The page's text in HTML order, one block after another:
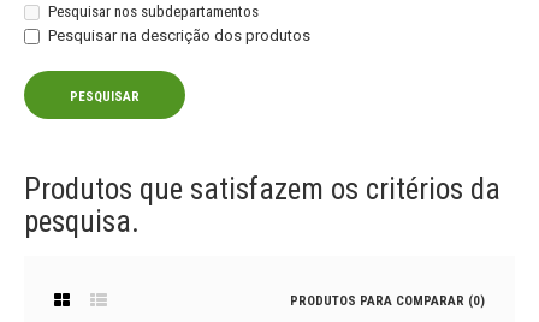
Pesquisar nos subdepartamentos
Pesquisar na descrição dos produtos
Produtos que satisfazem os critérios da
pesquisa.
PRODUTOS PARA COMPARAR (0)